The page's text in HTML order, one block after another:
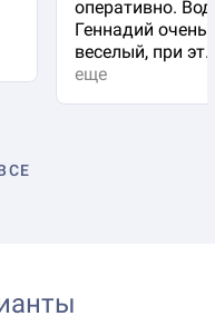
оперативно.
Геннадий очень
веселый, при
еще